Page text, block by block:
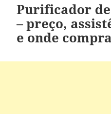
Purificador
– preço,
e onde